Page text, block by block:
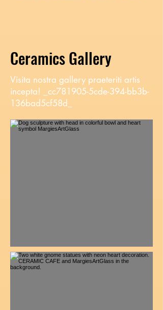
Ceramics Gallery
Visita nostra gallery praeteriti artis
incepta! _cc781905-5cde-394-bb3b-
136bad5cf58d_